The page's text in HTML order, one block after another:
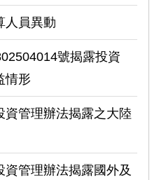
人員異動
號揭露投資
情形
資管理辦法揭露之大陸
管理辦法揭露國外及